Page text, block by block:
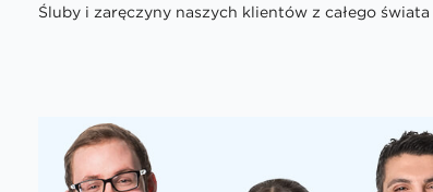
Śluby i zaręczyny naszych klientów z całego świata